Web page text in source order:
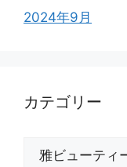
2024年9月
カテゴリー